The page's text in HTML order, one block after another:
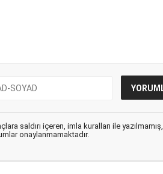
saldırı içeren, imla kuralları ile yazılmamış,
onaylanmamaktadır.